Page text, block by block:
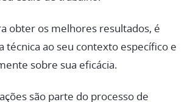
obter os melhores resultados, é
técnica ao seu contexto específico e
sobre sua eficácia.
são parte do processo de